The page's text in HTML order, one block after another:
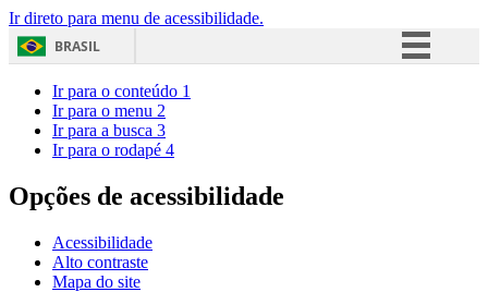
Ir direto para menu de acessibilidade.
BRASIL
Acesso à informação
Ir para o conteúdo 1
Ir para o menu 2
Ir para a busca 3
Ir para o rodapé 4
Opções de acessibilidade
Acessibilidade
Alto contraste
Mapa do site